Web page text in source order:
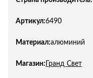
Артикул:6490
Материал:алюминий
Магазин: Гранд Свет